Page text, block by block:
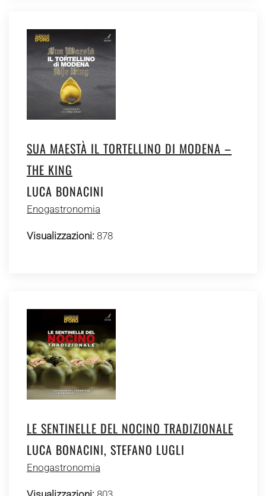
SUA MAESTÀ IL TORTELLINO DI MODENA –
THE KING
LUCA BONACINI
Enogastronomia
Visualizzazioni: 878
LE SENTINELLE DEL NOCINO TRADIZIONALE
LUCA BONACINI, STEFANO LUGLI
Enogastronomia